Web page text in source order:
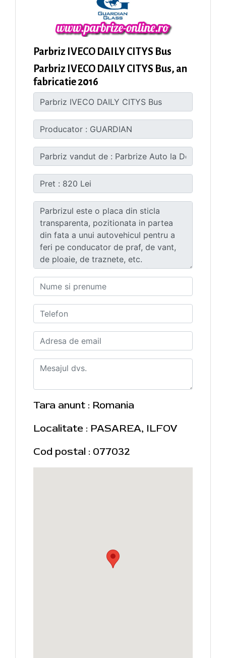
Parbriz IVECO DAILY CITYS Bus
Parbriz IVECO DAILY CITYS Bus, an
fabricatie 2016
Tara anunt : Romania
Localitate : PASAREA, ILFOV
Cod postal : 077032